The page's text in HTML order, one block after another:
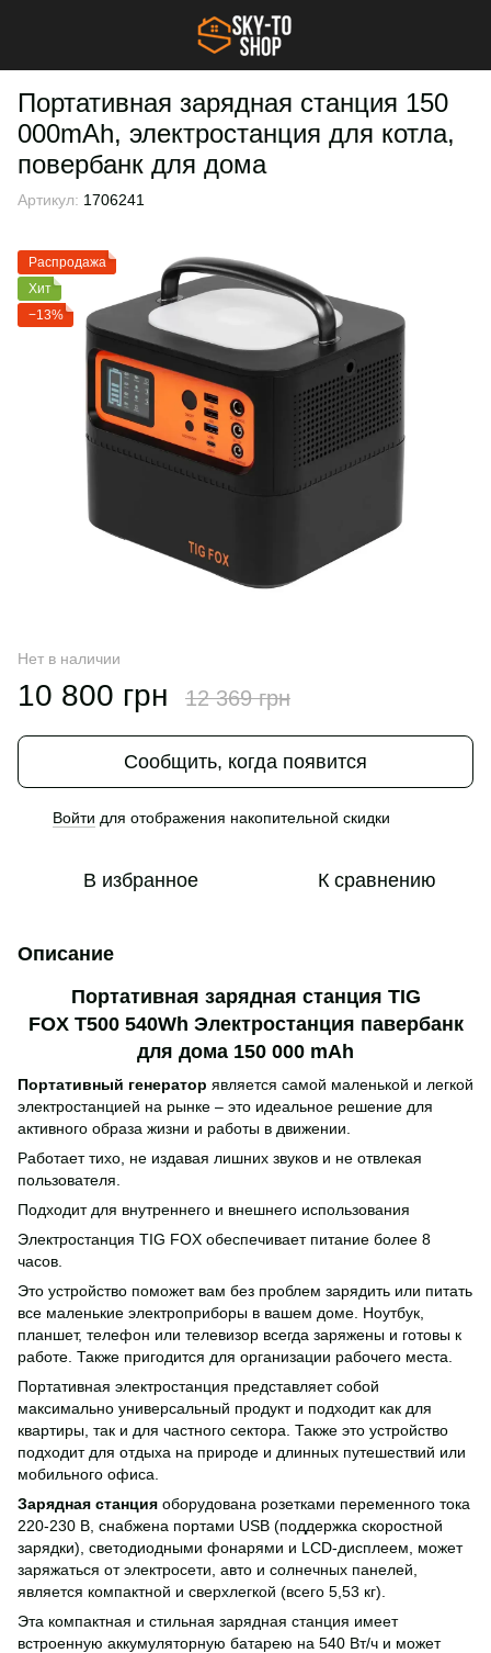
Портативная зарядная станция 150
000mAh, электростанция для котла,
повербанк для дома
Артикул: 1706241
Распродажа
Хит
−13%
Нет в наличии
10 800 грн 12 369 грн
Сообщить, когда появится
Войти для отображения накопительной скидки
В избранное К сравнению
Описание
Портативная зарядная станция TIG
FOX T500 540Wh Электростанция павербанк
для дома 150 000 mAh
Портативный генератор является самой маленькой и легкой
электростанцией на рынке – это идеальное решение для
активного образа жизни и работы в движении.
Работает тихо, не издавая лишних звуков и не отвлекая
пользователя.
Подходит для внутреннего и внешнего использования
Электростанция TIG FOX обеспечивает питание более 8
часов.
Это устройство поможет вам без проблем зарядить или питать
все маленькие электроприборы в вашем доме. Ноутбук,
планшет, телефон или телевизор всегда заряжены и готовы к
работе. Также пригодится для организации рабочего места.
Портативная электростанция представляет собой
максимально универсальный продукт и подходит как для
квартиры, так и для частного сектора. Также это устройство
подходит для отдыха на природе и длинных путешествий или
мобильного офиса.
Зарядная станция оборудована розетками переменного тока
220-230 В, снабжена портами USB (поддержка скоростной
зарядки), светодиодными фонарями и LCD-дисплеем, может
заряжаться от электросети, авто и солнечных панелей,
является компактной и сверхлегкой (всего 5,53 кг).
Эта компактная и стильная зарядная станция имеет
встроенную аккумуляторную батарею на 540 Вт/ч и может